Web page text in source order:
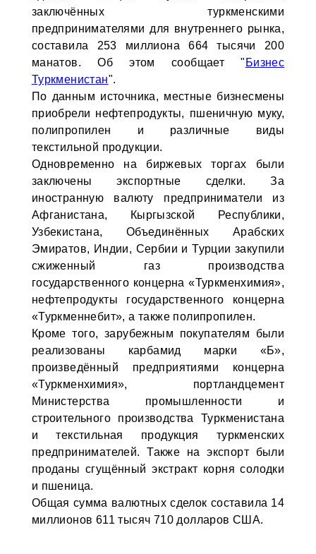
заключённых туркменскими
предпринимателями для внутреннего рынка,
составила 253 миллиона 664 тысячи 200
манатов. Об этом сообщает " Бизнес
Туркменистан".
По данным источника, местные бизнесмены
приобрели нефтепродукты, пшеничную муку,
полипропилен и различные виды
текстильной продукции.
Одновременно на биржевых торгах были
заключены экспортные сделки. За
иностранную валюту предприниматели из
Афганистана, Кыргызской Республики,
Узбекистана, Объединённых Арабских
Эмиратов, Индии, Сербии и Турции закупили
сжиженный газ производства
государственного концерна «Туркменхимия»,
нефтепродукты государственного концерна
«Туркменнебит», а также полипропилен.
Кроме того, зарубежным покупателям были
реализованы карбамид марки «Б»,
произведённый предприятиями концерна
«Туркменхимия», портландцемент
Министерства промышленности и
строительного производства Туркменистана
и текстильная продукция туркменских
предпринимателей. Также на экспорт были
проданы сгущённый экстракт корня солодки
и пшеница.
Общая сумма валютных сделок составила 14
миллионов 611 тысяч 710 долларов США.